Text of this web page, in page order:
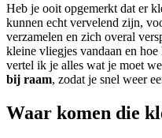
Heb je ooit opgemerkt dat er
kunnen echt vervelend zijn,
verzamelen en zich overal
kleine vliegjes vandaan en
vertel ik je alles wat je moet
bij raam, zodat je snel weer
Waar komen die